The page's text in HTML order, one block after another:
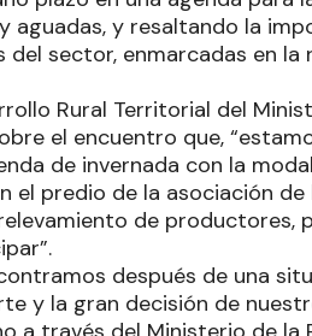
aguadas, y resaltando la
del sector, enmarcadas en
Rural Territorial del
el encuentro que,
de invernada con la
el predio de la asociación de
de productores,
después de una
y la gran decisión de